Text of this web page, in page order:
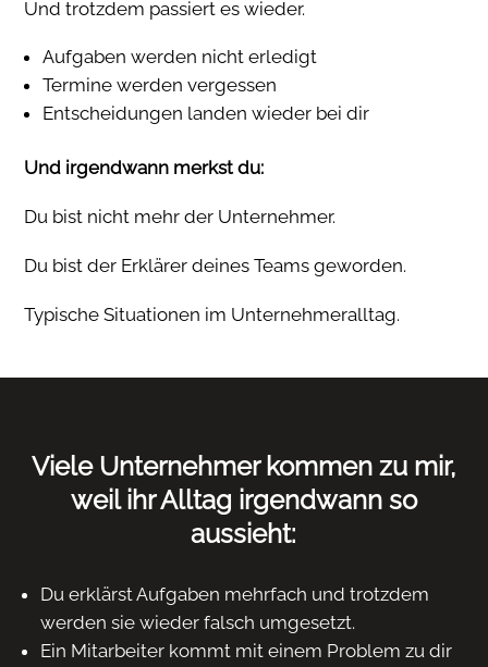
Und trotzdem passiert es wieder.
Aufgaben werden nicht erledigt
Termine werden vergessen
Entscheidungen landen wieder bei dir
Und irgendwann merkst du:
Du bist nicht mehr der Unternehmer.
Du bist der Erklärer deines Teams geworden.
Typische Situationen im Unternehmeralltag.
Viele Unternehmer kommen zu mir,
weil ihr Alltag irgendwann so
aussieht:
Du erklärst Aufgaben mehrfach und trotzdem
werden sie wieder falsch umgesetzt.
Ein Mitarbeiter kommt mit einem Problem zu dir